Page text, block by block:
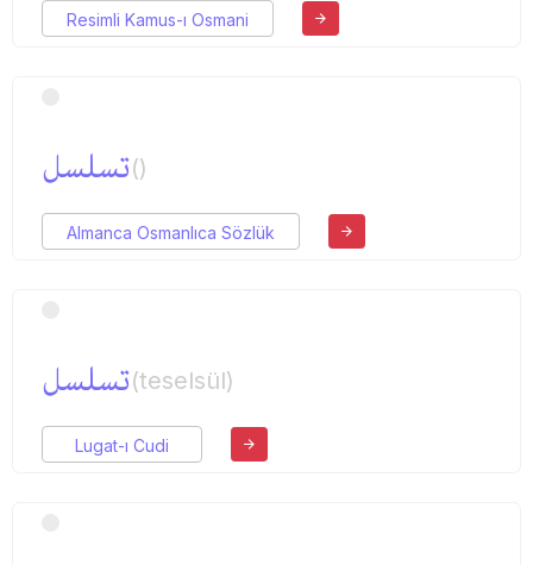
Resimli Kamus-ı Osmani
تسلسل()
Almanca Osmanlıca Sözlük
تسلسل(teselsül)
Lugat-ı Cudi